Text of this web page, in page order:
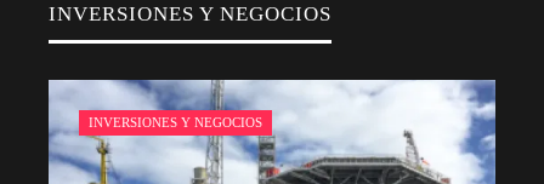
INVERSIONES Y NEGOCIOS
INVERSIONES Y NEGOCIOS